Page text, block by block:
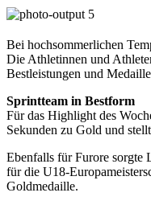
Bei hochsommerlichen
Die Athletinnen und
Bestleistungen und
Sprintteam in Bestform
Für das Highlight des
Sekunden zu Gold und
Ebenfalls für Furore sorgte
für die U18-
Goldmedaille.